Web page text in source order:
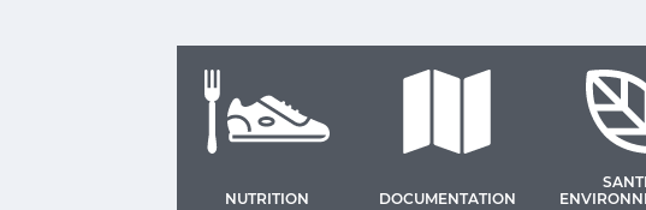
NUTRITION DOCUMENTATION